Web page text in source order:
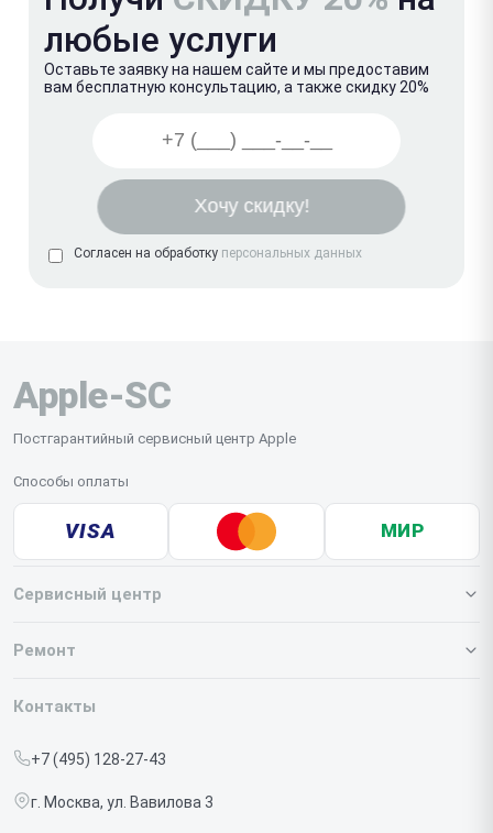
любые услуги
Оставьте заявку на нашем сайте и мы предоставим
вам бесплатную консультацию, а также скидку 20%
Согласен на обработку персональных данных
Apple-SC
Постгарантийный сервисный центр Apple
Способы оплаты
VISA МИР
Сервисный центр
О нашем сервисе
Срочный ремонт
Доставка и способы оплаты
Ремонт
Iphone
Контакты
+7 (495) 128-27-43
г. Москва, ул. Вавилова 3